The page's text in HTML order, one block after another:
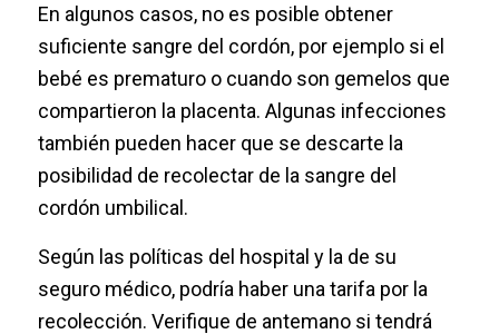
En algunos casos, no es posible obtener
suficiente sangre del cordón, por ejemplo si el
bebé es prematuro o cuando son gemelos que
compartieron la placenta. Algunas infecciones
también pueden hacer que se descarte la
posibilidad de recolectar de la sangre del
cordón umbilical.
Según las políticas del hospital y la de su
seguro médico, podría haber una tarifa por la
recolección. Verifique de antemano si tendrá